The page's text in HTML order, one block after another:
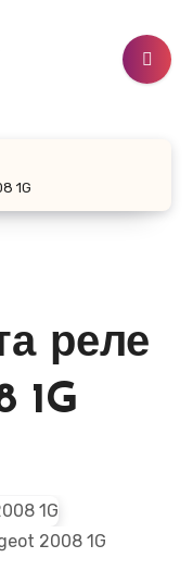
1G
реле
1G
2008 1G